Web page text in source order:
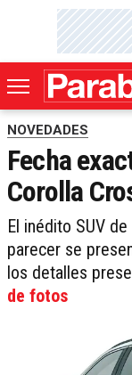
NOVEDADES
Fecha
Corolla
El inédito SUV
parecer se
los detalles
de fotos